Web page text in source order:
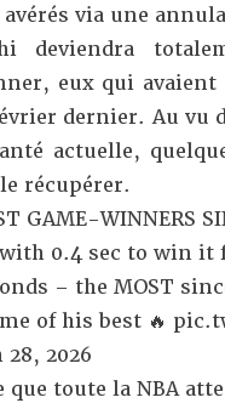
via une
deviendra
eux qui
dernier. Au vu
actuelle,
récupérer.
GAME-WINNERS
0.4 sec to win it
– the MOST
of his best 🔥
28, 2026
que toute la NBA